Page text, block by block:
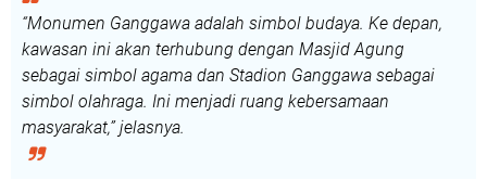
“Monumen Ganggawa adalah simbol budaya. Ke depan,
kawasan ini akan terhubung dengan Masjid Agung
sebagai simbol agama dan Stadion Ganggawa sebagai
simbol olahraga. Ini menjadi ruang kebersamaan
masyarakat,”jelasnya.